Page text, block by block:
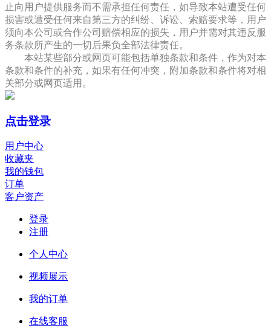
止向用户提供服务而不需承担任何责任，如导致本站遭受任何
损害或遭受任何来自第三方的纠纷、诉讼、索赔要求等，用户
须向本公司或合作公司赔偿相应的损失，用户并需对其违反服
务条款所产生的一切后果负全部法律责任。
本站某些部分或网页可能包括单独条款和条件，作为对本
条款和条件的补充，如果有任何冲突，附加条款和条件将对相
关部分或网页适用。
点击登录
用户中心
收藏夹
我的钱包
订单
客户资产
登录
注册
个人中心
视频展示
我的订单
在线客服